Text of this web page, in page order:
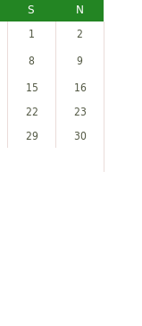
S
N
1
2
8
9
15
16
22
23
29
30